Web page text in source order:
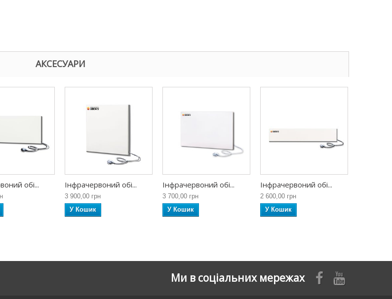
АКСЕСУАРИ
обі... Інфрачервоний обі...
3 900,00 грн
У Кошик
Інфрачервоний обі...
3 700,00 грн
У Кошик
Інфрачервоний обі...
2 600,00 грн
У Кошик
Ми в соціальних мережах